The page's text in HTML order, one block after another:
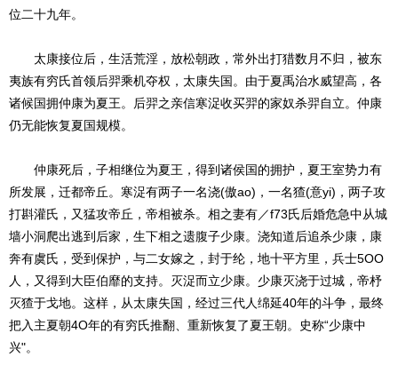
位二十九年。
太康接位后，生活荒淫，放松朝政，常外出打猎数月不归，被东
夷族有穷氏首领后羿乘机夺权，太康失国。由于夏禹治水威望高，各
诸候国拥仲康为夏王。后羿之亲信寒浞收买羿的家奴杀羿自立。仲康
仍无能恢复夏国规模。
仲康死后，子相继位为夏王，得到诸侯国的拥护，夏王室势力有
所发展，迁都帝丘。寒浞有两子一名浇(傲ao)，一名猹(意yi)，两子攻
打斟灌氏，又猛攻帝丘，帝相被杀。相之妻有／f73氏后婚危急中从城
墙小洞爬出逃到后家，生下相之遗腹子少康。浇知道后追杀少康，康
奔有虞氏，受到保护，与二女嫁之，封于纶，地十平方里，兵士5OO
人，又得到大臣伯靡的支持。灭浞而立少康。少康灭浇于过城，帝杼
灭猹于戈地。这样，从太康失国，经过三代人绵延40年的斗争，最终
把入主夏朝4O年的有穷氏推翻、重新恢复了夏王朝。史称“少康中
兴"。